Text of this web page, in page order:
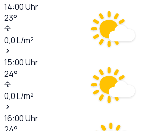
14:00Uhr
23°
0,0L/m²
15:00Uhr
24°
0,0L/m²
16:00Uhr